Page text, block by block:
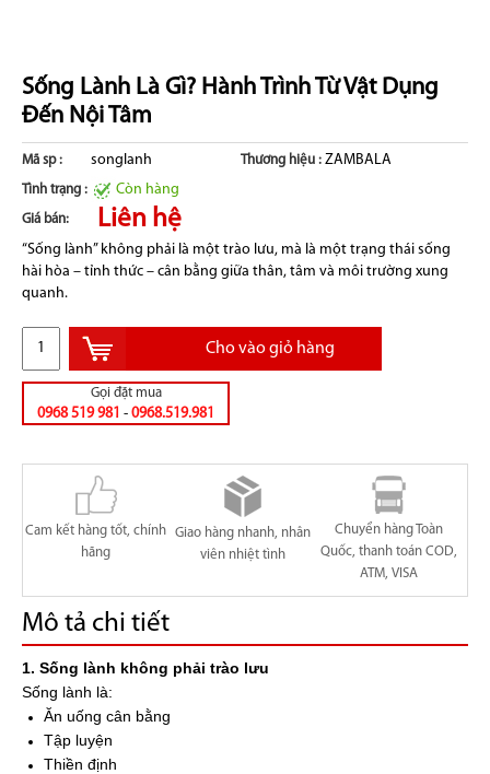
Sống Lành Là Gì? Hành Trình Từ Vật Dụng
Đến Nội Tâm
Mã sp : songlanh Thương hiệu :ZAMBALA
Tình trạng : Còn hàng
Giá bán: Liên hệ
“Sống lành” không phải là một trào lưu, mà là một trạng thái sống
hài hòa – tỉnh thức – cân bằng giữa thân, tâm và môi trường xung
quanh.
Cho vào giỏ hàng
Gọi đặt mua
0968 519 981 - 0968.519.981
Cam kết hàng tốt, chính
hãng
Giao hàng nhanh, nhân
viên nhiệt tình
Chuyển hàng Toàn
Quốc, thanh toán COD,
ATM, VISA
Mô tả chi tiết
1. Sống lành không phải trào lưu
Sống lành là:
Ăn uống cân bằng
Tập luyện
Thiền định